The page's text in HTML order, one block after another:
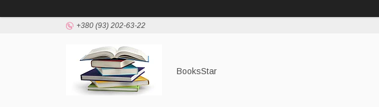
+380 (93) 202-63-22
BooksStar